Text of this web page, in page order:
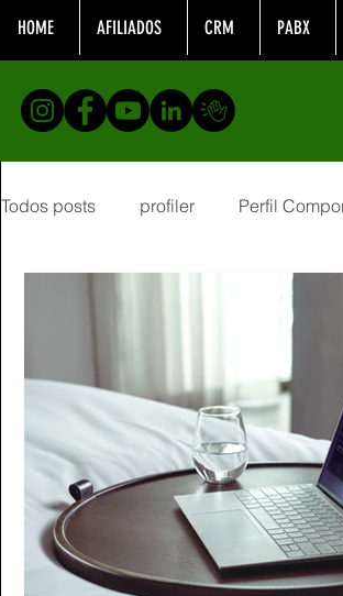
HOME AFILIADOS CRM PABX
Todos posts profiler Perfil
desenvolvimento profissional
Telemarketing Realizações
pabx Racional voip